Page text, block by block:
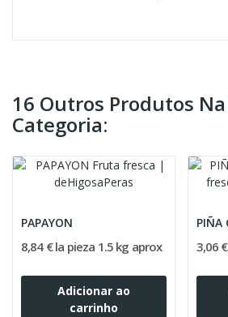
16 Outros Produtos
Categoria:
PAPAYON
8,84 € la pieza 1.5 kg aprox
Adicionar ao
carrinho
PIÑA
3,06